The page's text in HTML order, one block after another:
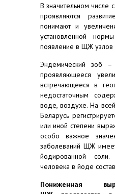
В значительном числе
проявляются
понимают и
установленной
появление в ЩЖ узлов
Эндемический зоб
проявляющееся
встречающееся в
недостаточным
воде, воздухе. На
Беларусь
или иной степени
особо важное
заболеваний ЩЖ
йодированной соли.
человека в йоде
Пониженная